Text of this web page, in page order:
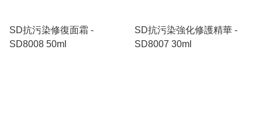
SD抗污染修復面霜 -
SD8008 50ml
SD抗污染強化修護精華 -
SD8007 30ml